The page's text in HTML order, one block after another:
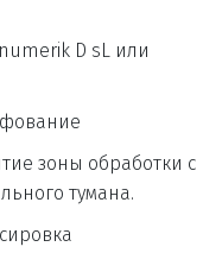
D sL или
зоны обработки с
тумана.